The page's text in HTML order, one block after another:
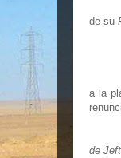
de su
a la
de